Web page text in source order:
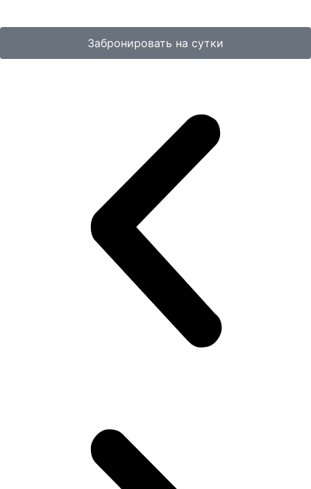
Забронировать на сутки